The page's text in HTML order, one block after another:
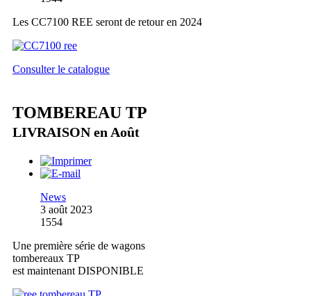
Les CC7100 REE seront de retour en 2024
Consulter le catalogue
TOMBEREAU TP
LIVRAISON en Août
News
3 août 2023
1554
Une première série de wagons
tombereaux TP
est maintenant DISPONIBLE